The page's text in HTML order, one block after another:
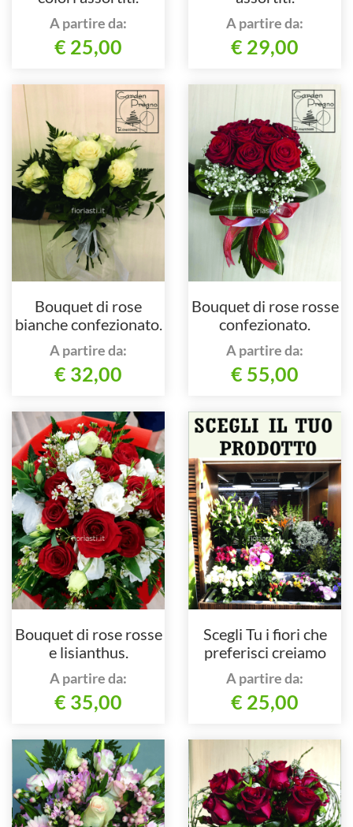
A partire da:
€ 25,00
A partire da:
€ 29,00
Bouquet di rose
bianche confezionato.
A partire da:
€ 32,00
Bouquet di rose rosse
confezionato.
A partire da:
€ 55,00
Bouquet di rose rosse
e lisianthus.
A partire da:
€ 35,00
Scegli Tu i fiori che
preferisci creiamo
insieme
A partire da:
€ 25,00